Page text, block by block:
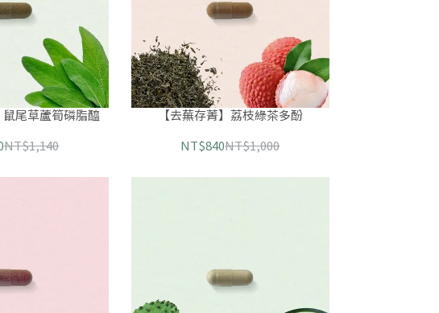
鼠尾草蘆筍磷脂醯
NT$1,140
【去蕪存菁】荔枝綠茶多酚
NT$840NT$1,000